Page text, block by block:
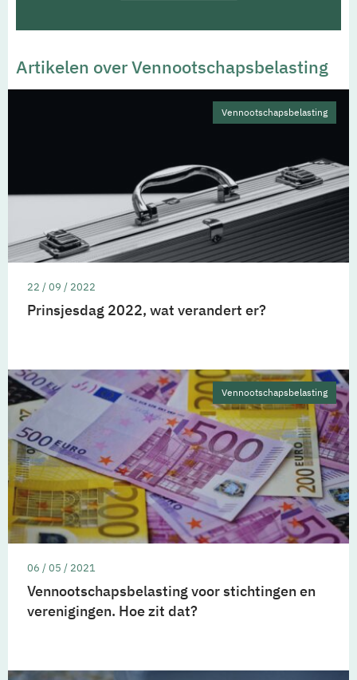
Artikelen over Vennootschapsbelasting
Vennootschapsbelasting
22 / 09 / 2022
Prinsjesdag 2022, wat verandert er?
Vennootschapsbelasting
06 / 05 / 2021
Vennootschapsbelasting voor stichtingen en
verenigingen. Hoe zit dat?